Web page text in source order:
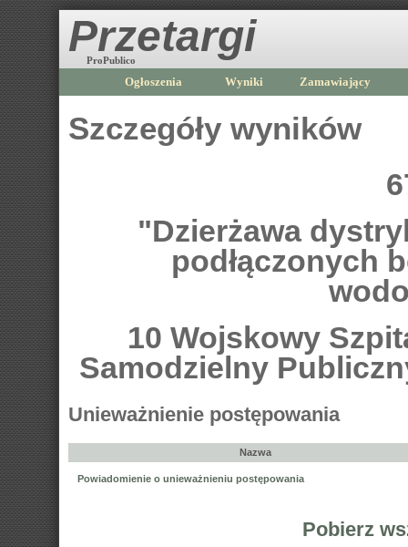
Przetargi
ProPublico
Ogłoszenia Wyniki Zamawiający
Szczegóły wyników
"Dzierżawa
podłączonych
10 Wojskowy
Samodzielny
Unieważnienie postępowania
Nazwa
Powiadomienie o unieważnieniu postępowania
Pobierz